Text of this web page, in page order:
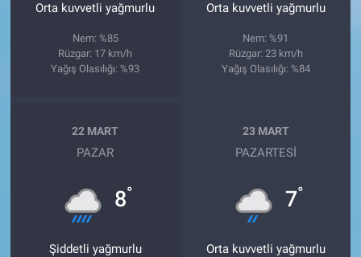
Orta kuvvetli yağmurlu
Nem: %85
Rüzgar: 17 km/h
Yağış Olasılığı: %93
Orta kuvvetli yağmurlu
Nem: %91
Rüzgar: 23 km/h
Yağış Olasılığı: %84
22 MART
PAZAR
8°
Şiddetli yağmurlu
23 MART
PAZARTESI
7°
Orta kuvvetli yağmurlu